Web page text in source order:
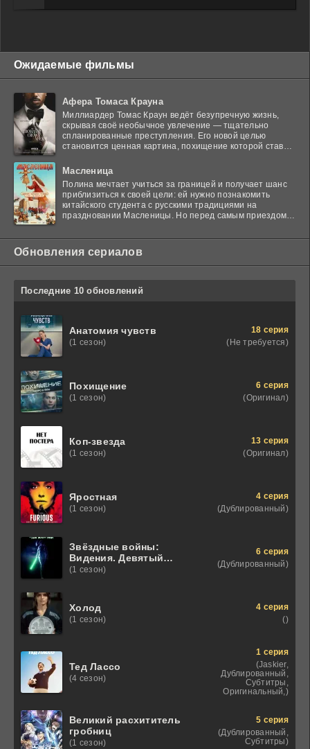
Ожидаемые фильмы
Афера Томаса Крауна
Миллиардер Томас Краун ведёт безупречную жизнь,
скрывая своё необычное увлечение — тщательно
спланированные преступления. Его новой целью
становится ценная картина, похищение которой ставит
Масленица
Полина мечтает учиться за границей и получает шанс
приблизиться к своей цели: ей нужно познакомить
китайского студента с русскими традициями на
праздновании Масленицы. Но перед самым приездом
Обновления сериалов
Последние 10 обновлений
Анатомия чувств
(1 сезон)
18 серия
(Не требуется)
Похищение
(1 сезон)
6 серия
(Оригинал)
Коп-звезда
(1 сезон)
13 серия
(Оригинал)
Яростная
(1 сезон)
4 серия
(Дублированный)
Звёздные войны:
Видения. Девятый
джедай
(1 сезон)
6 серия
(Дублированный)
Холод
(1 сезон)
4 серия
()
Тед Лассо
(4 сезон)
1 серия
(Jaskier,
Дублированный,
Субтитры,
Оригинальный,)
Великий расхититель
гробниц
(1 сезон)
5 серия
(Дублированный,
Субтитры)